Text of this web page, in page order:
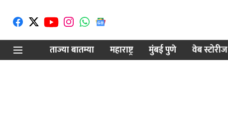
ताज्या बातम्या
महाराष्ट्र मुंबई पुणे वेब स्टोरीज